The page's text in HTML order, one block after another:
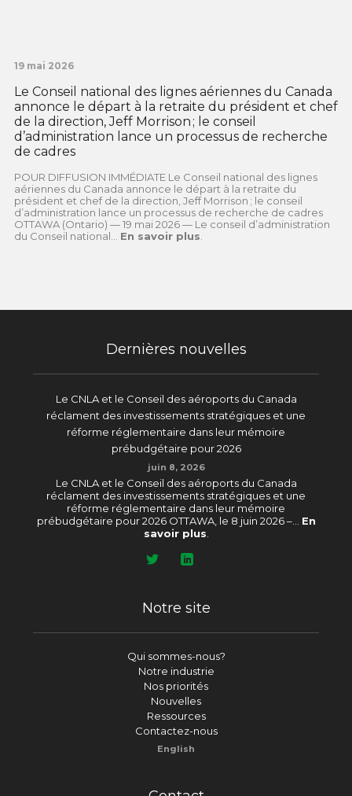
19 mai 2026
Le Conseil national des lignes aériennes du Canada
annonce le départ à la retraite du président et chef
de la direction, Jeff Morrison ; le conseil
d’administration lance un processus de recherche
de cadres
POUR DIFFUSION IMMÉDIATE Le Conseil national des lignes
aériennes du Canada annonce le départ à la retraite du
président et chef de la direction, Jeff Morrison ; le conseil
d’administration lance un processus de recherche de cadres
OTTAWA (Ontario) — 19 mai 2026 — Le conseil d’administration
du Conseil national... En savoir plus
Dernières nouvelles
Le CNLA et le Conseil des aéroports du Canada
réclament des investissements stratégiques et une
réforme réglementaire dans leur mémoire
prébudgétaire pour 2026
juin 8, 2026
Le CNLA et le Conseil des aéroports du Canada
réclament des investissements stratégiques et une
réforme réglementaire dans leur mémoire
prébudgétaire pour 2026 OTTAWA, le 8 juin 2026 –... En
savoir plus
Notre site
Qui sommes-nous?
Notre industrie
Nos priorités
Nouvelles
Ressources
Contactez-nous
English